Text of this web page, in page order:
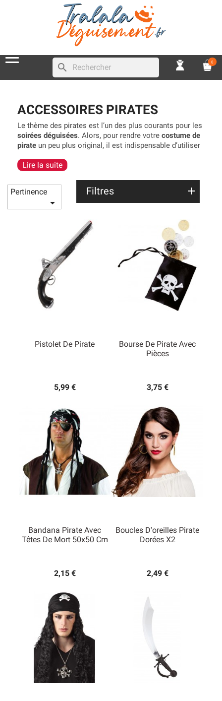
search 0
ACCESSOIRES PIRATES
Le thème des pirates est l’un des plus courants pour les
soirées déguisées. Alors, pour rendre votre costume de
pirate un peu plus original, il est indispensable d’utiliser
offrons un choix immense d’
tous les indispensables pour
ou un corsaire, commele pistolet
pièces en or, le sable, le chapeau, la perruque, les sur-
trésor, les bijoux (colliers, boucles d’oreilles) et le
bandana. Que ça soit pour un homme, une femme ou un
enfant, il y a tout ce qu’il faut pour être un
vrai pirate !
Lire la suite
Pertinence

Filtres
Pistolet De Pirate
5,99 €
Bourse De Pirate Avec
Pièces
3,75 €
Bandana Pirate Avec
Têtes De Mort 50x50 Cm
2,15 €
Boucles D'oreilles Pirate
Dorées X2
2,49 €